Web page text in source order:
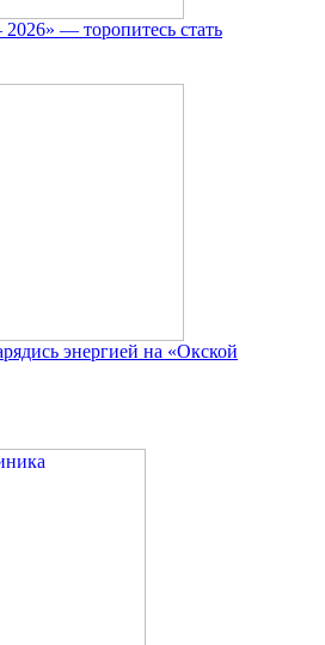
— торопитесь стать
энергией на «Окской